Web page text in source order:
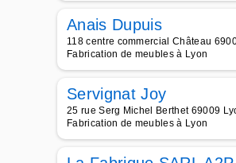
Anais Dupuis
118 centre commercial Château
Fabrication de meubles à Lyon
Servignat Joy
25 rue Serg Michel Berthet 69009
Fabrication de meubles à Lyon